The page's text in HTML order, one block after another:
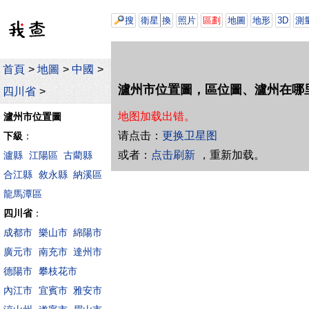
首頁 > 地圖 > 中國 >
四川省 >
瀘州市位置圖
下級 ：
瀘縣 江陽區 古藺縣
合江縣 敘永縣 納溪區
龍馬潭區
四川省：
成都市 樂山市 綿陽市
廣元市 南充市 達州市
德陽市 攀枝花市
內江市 宜賓市 雅安市
搜 衛星 換 照片 區劃 地圖 地形 3D 測
瀘州市位置圖，區位圖、瀘州在哪
地图加载出错。
请点击： 更换卫星图
或者： 点击刷新 ，重新加载。